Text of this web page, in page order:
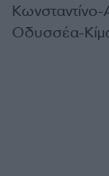
Οδυσσέα-